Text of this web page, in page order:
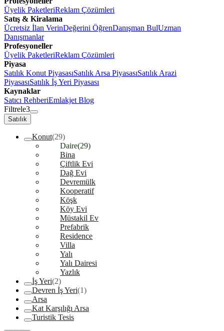
Üyelik PaketleriReklam Çözümleri
Satış & Kiralama
Ücretsiz İlan VerinDeğerini ÖğrenDanışman BulUzman
Danışmanlar
Profesyoneller
Üyelik PaketleriReklam Çözümleri
Piyasa
Satılık Konut PiyasasıSatılık Arsa PiyasasıSatılık Arazi
PiyasasıSatılık İş Yeri Piyasası
Kaynaklar
Satıcı RehberiEmlakjet Blog
Filtrele3
Satılık
Konut(29)
Daire(29)
Bina
Çiftlik Evi
Dağ Evi
Devremülk
Kooperatif
Köşk
Köy Evi
Müstakil Ev
Prefabrik
Residence
Villa
Yalı
Yalı Dairesi
Yazlık
İş Yeri(2)
Devren İş Yeri(1)
Arsa
Kat Karşılığı Arsa
Turistik Tesis